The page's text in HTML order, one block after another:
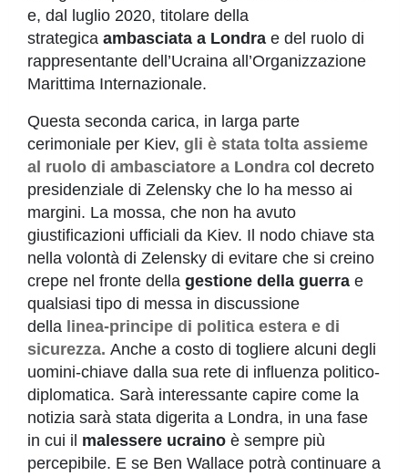
e, dal luglio 2020, titolare della
strategica ambasciata a Londra e del ruolo di
rappresentante dell’Ucraina all’Organizzazione
Marittima Internazionale.
Questa seconda carica, in larga parte
cerimoniale per Kiev, gli è stata tolta assieme
al ruolo di ambasciatore a Londra col decreto
presidenziale di Zelensky che lo ha messo ai
margini. La mossa, che non ha avuto
giustificazioni ufficiali da Kiev. Il nodo chiave sta
nella volontà di Zelensky di evitare che si creino
crepe nel fronte della gestione della guerra e
qualsiasi tipo di messa in discussione
della linea-principe di politica estera e di
sicurezza. Anche a costo di togliere alcuni degli
uomini-chiave dalla sua rete di influenza politico-
diplomatica. Sarà interessante capire come la
notizia sarà stata digerita a Londra, in una fase
in cui il malessere ucraino è sempre più
percepibile. E se Ben Wallace potrà continuare a